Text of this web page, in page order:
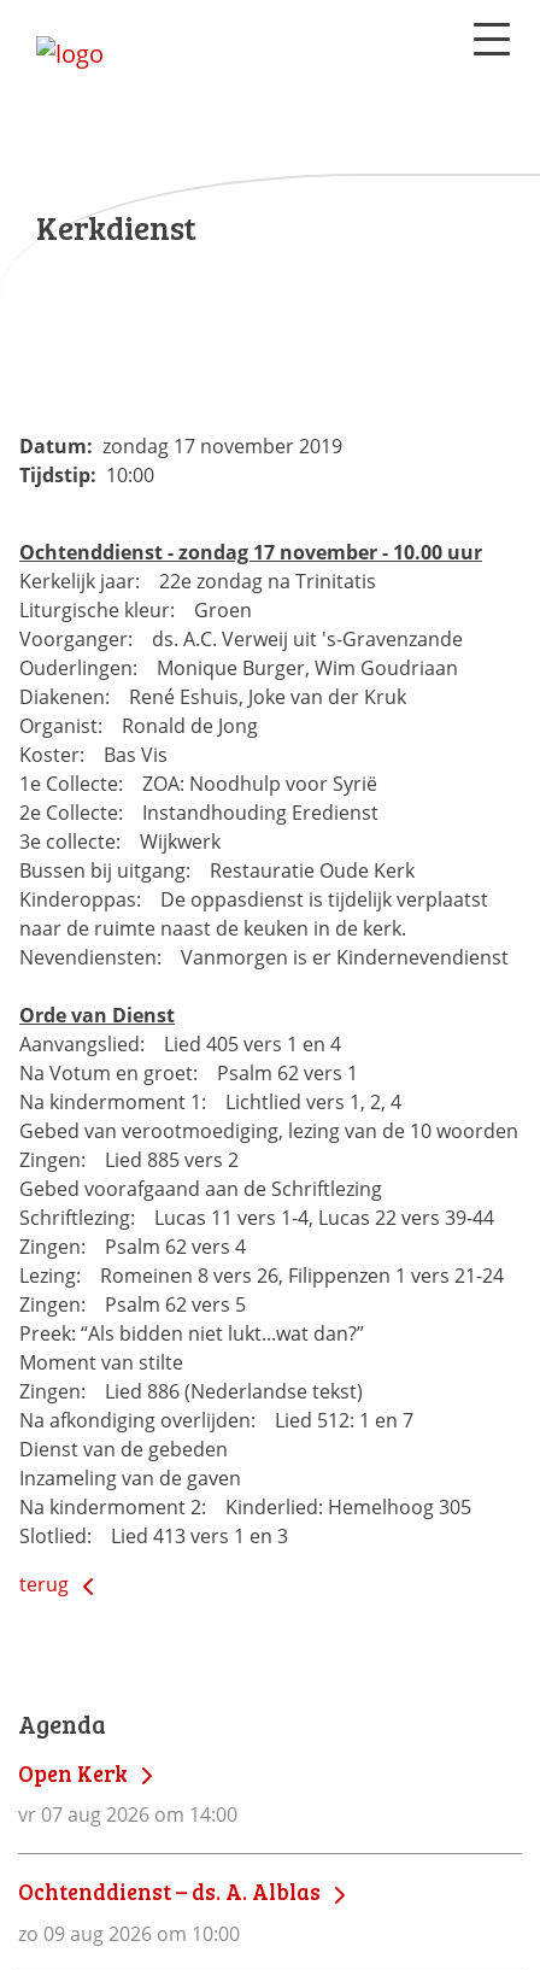
Kerkdienst
Datum: zondag 17 november 2019
Tijdstip: 10:00
Ochtenddienst - zondag 17 november - 10.00 uur
Kerkelijk jaar: 22e zondag na Trinitatis
Liturgische kleur: Groen
Voorganger: ds. A.C. Verweij uit 's-Gravenzande
Ouderlingen: Monique Burger, Wim Goudriaan
Diakenen: René Eshuis, Joke van der Kruk
Organist: Ronald de Jong
Koster: Bas Vis
1e Collecte: ZOA: Noodhulp voor Syrië
2e Collecte: Instandhouding Eredienst
3e collecte: Wijkwerk
Bussen bij uitgang: Restauratie Oude Kerk
Kinderoppas: De oppasdienst is tijdelijk verplaatst
naar de ruimte naast de keuken in de kerk.
Nevendiensten: Vanmorgen is er Kindernevendienst
Orde van Dienst
Aanvangslied: Lied 405 vers 1 en 4
Na Votum en groet: Psalm 62 vers 1
Na kindermoment 1: Lichtlied vers 1, 2, 4
Gebed van verootmoediging, lezing van de 10 woorden
Zingen: Lied 885 vers 2
Gebed voorafgaand aan de Schriftlezing
Schriftlezing: Lucas 11 vers 1-4, Lucas 22 vers 39-44
Zingen: Psalm 62 vers 4
Lezing: Romeinen 8 vers 26, Filippenzen 1 vers 21-24
Zingen: Psalm 62 vers 5
Preek: “Als bidden niet lukt...wat dan?”
Moment van stilte
Zingen: Lied 886 (Nederlandse tekst)
Na afkondiging overlijden: Lied 512: 1 en 7
Dienst van de gebeden
Inzameling van de gaven
Na kindermoment 2: Kinderlied: Hemelhoog 305
Slotlied: Lied 413 vers 1 en 3
terug
Agenda
Open Kerk
vr 07 aug 2026 om 14:00
Ochtenddienst – ds. A. Alblas
zo 09 aug 2026 om 10:00